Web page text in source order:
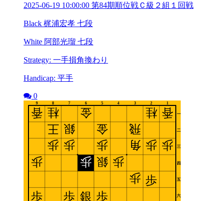
2025-06-19 10:00:00 第84期順位戦Ｃ級２組１回戦
Black 梶浦宏孝 七段
White 阿部光瑠 七段
Strategy: 一手損角換わり
Handicap: 平手
0